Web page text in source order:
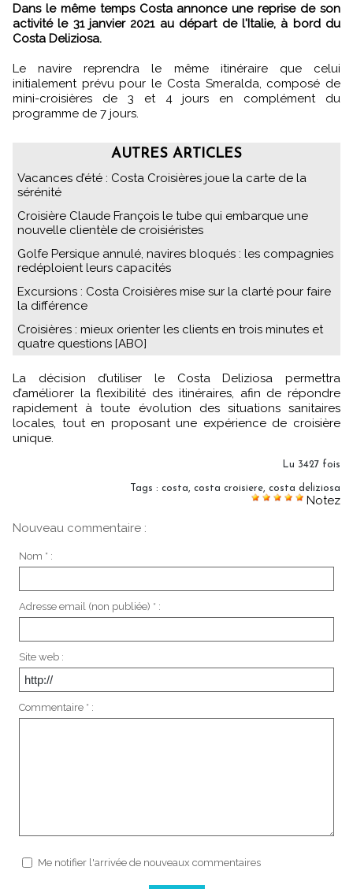
Dans le même temps Costa annonce une reprise de son
activité le 31 janvier 2021 au départ de l'Italie, à bord du
Costa Deliziosa.
Le navire reprendra le même itinéraire que celui
initialement prévu pour le Costa Smeralda, composé de
mini-croisières de 3 et 4 jours en complément du
programme de 7 jours.
AUTRES ARTICLES
Vacances d’été : Costa Croisières joue la carte de la
sérénité
Croisière Claude François le tube qui embarque une
nouvelle clientèle de croisiéristes
Golfe Persique annulé, navires bloqués : les compagnies
redéploient leurs capacités
Excursions : Costa Croisières mise sur la clarté pour faire
la différence
Croisières : mieux orienter les clients en trois minutes et
quatre questions [ABO]
La décision d’utiliser le Costa Deliziosa permettra
d’améliorer la flexibilité des itinéraires, afin de répondre
rapidement à toute évolution des situations sanitaires
locales, tout en proposant une expérience de croisière
unique.
Lu 3427 fois
Tags : costa, costa croisiere, costa deliziosa
Notez
Nouveau commentaire :
Nom * :
Adresse email (non publiée) * :
Site web :
Commentaire * :
Me notifier l'arrivée de nouveaux commentaires